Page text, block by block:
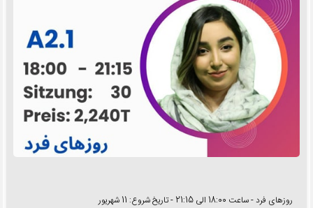
روزهای فرد - ساعت 18:00 الی 21:15 - تاریخ شروع: 11 شهریور